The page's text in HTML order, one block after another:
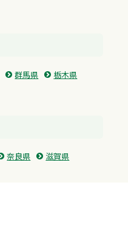
群馬県
栃木県
奈良県
滋賀県